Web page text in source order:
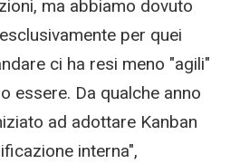
ma abbiamo dovuto
per quei
ci ha resi meno "agili"
essere. Da qualche anno
ad adottare Kanban
interna",